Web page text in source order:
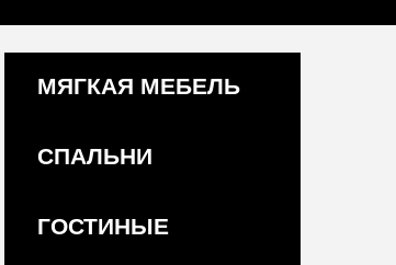
МЯГКАЯ МЕБЕЛЬ
СПАЛЬНИ
ГОСТИНЫЕ